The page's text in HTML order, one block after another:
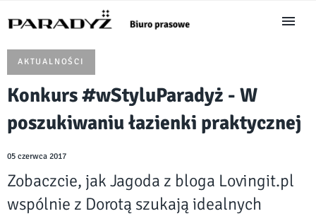
AKTUALNOŚCI
Konkurs #wStyluParadyż - W
poszukiwaniu łazienki praktycznej
05 czerwca 2017
Zobaczcie, jak Jagoda z bloga Lovingit.pl
wspólnie z Dorotą szukają idealnych